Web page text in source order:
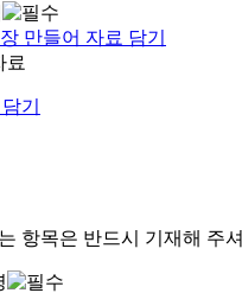
만들어 자료 담기
료
기
항목은 반드시 기재해 주